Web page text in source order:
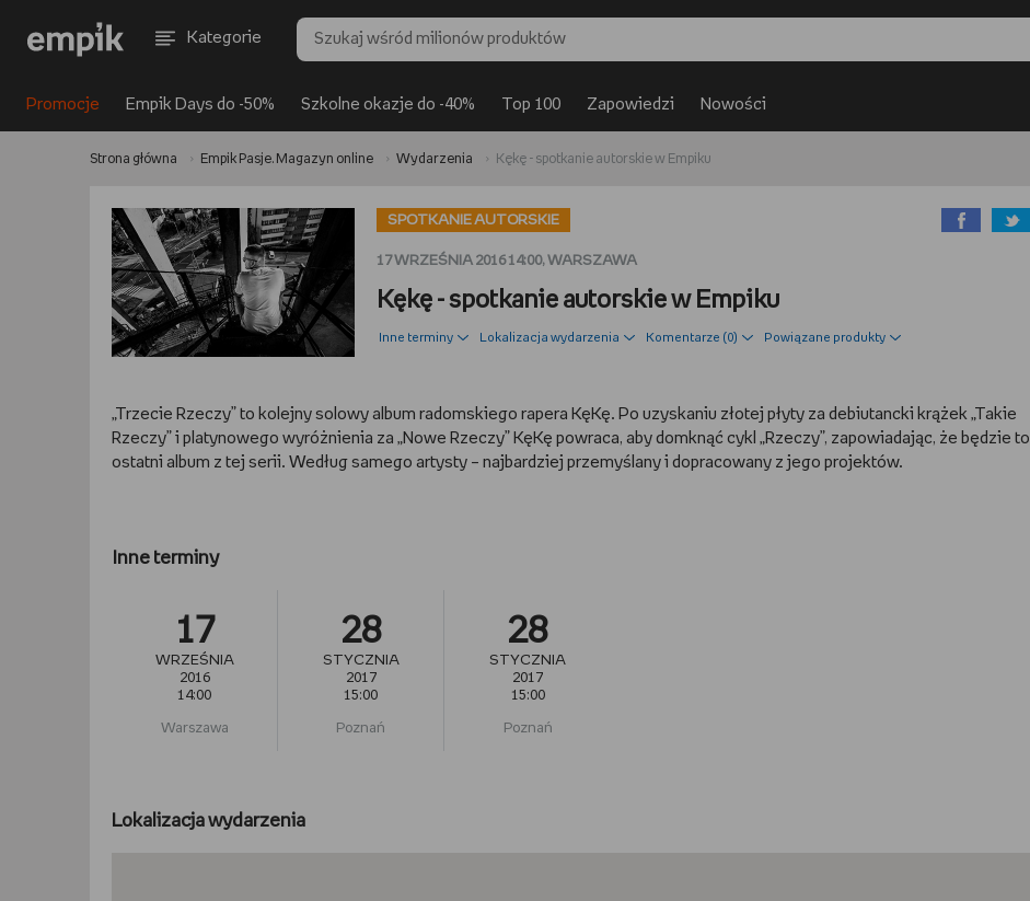
Kategorie
Promocje Empik Days do -50% Szkolne okazje do -40% Top 100 Zapowiedzi Nowości
Strona główna Empik Pasje. Magazyn online Wydarzenia Kękę - spotkanie autorskie w Empiku
SPOTKANIE AUTORSKIE
17 WRZEŚNIA 2016 14:00, WARSZAWA
Kękę - spotkanie autorskie w Empiku
Inne terminy Lokalizacja wydarzenia Komentarze (0) Powiązane produkty
„Trzecie Rzeczy” to kolejny solowy album radomskiego rapera KęKę. Po uzyskaniu złotej płyty za debiutancki krążek „Takie
Rzeczy” i platynowego wyróżnienia za „Nowe Rzeczy” KęKę powraca, aby domknąć cykl „Rzeczy”, zapowiadając, że będzie to
ostatni album z tej serii. Według samego artysty – najbardziej przemyślany i dopracowany z jego projektów.
Inne terminy
17
WRZEŚNIA
2016
14:00
Warszawa
28
STYCZNIA
2017
15:00
Poznań
28
STYCZNIA
2017
15:00
Poznań
Lokalizacja wydarzenia